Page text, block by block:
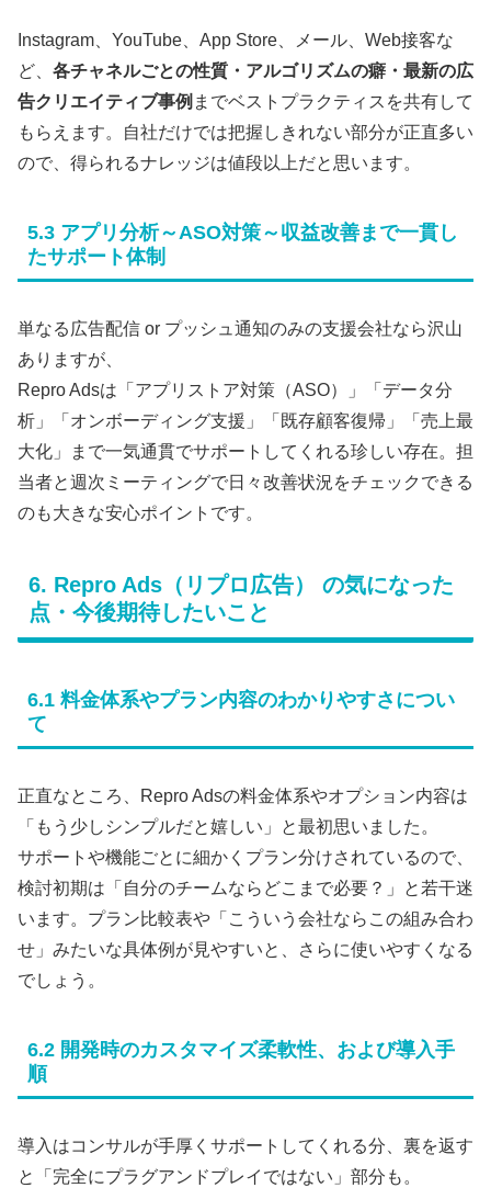
Instagram、YouTube、App Store、メール、Web接客な
ど、 各チャネルごとの性質・アルゴリズムの癖・最新の広
告クリエイティブ事例 までベストプラクティスを共有して
もらえます。自社だけでは把握しきれない部分が正直多い
ので、得られるナレッジは値段以上だと思います。
5.3 アプリ分析～ASO対策～収益改善まで一貫し
たサポート体制
単なる広告配信 or プッシュ通知のみの支援会社なら沢山
ありますが、
Repro Adsは「アプリストア対策（ASO）」「データ分
析」「オンボーディング支援」「既存顧客復帰」「売上最
大化」まで一気通貫でサポートしてくれる珍しい存在。担
当者と週次ミーティングで日々改善状況をチェックできる
のも大きな安心ポイントです。
6. Repro Ads（リプロ広告） の気になった
点・今後期待したいこと
6.1 料金体系やプラン内容のわかりやすさについ
て
正直なところ、Repro Adsの料金体系やオプション内容は
「もう少しシンプルだと嬉しい」と最初思いました。
サポートや機能ごとに細かくプラン分けされているので、
検討初期は「自分のチームならどこまで必要？」と若干迷
います。プラン比較表や「こういう会社ならこの組み合わ
せ」みたいな具体例が見やすいと、さらに使いやすくなる
でしょう。
6.2 開発時のカスタマイズ柔軟性、および導入手
順
導入はコンサルが手厚くサポートしてくれる分、裏を返す
と「完全にプラグアンドプレイではない」部分も。